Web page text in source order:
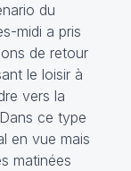
du
midi a pris
de retour
le loisir à
vers la
ce type
en vue mais
matinées